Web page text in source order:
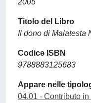
2005
Titolo del Libro
Il dono di Malatesta
Codice ISBN
9788883125683
Appare nelle
04.01 - Contributo